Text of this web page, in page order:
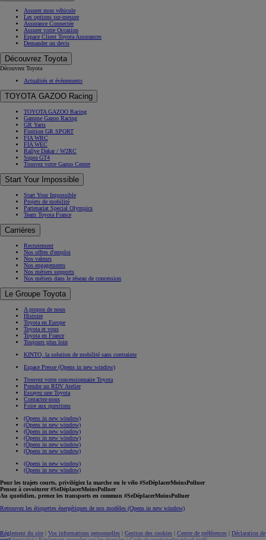
Assurer mon véhicule
Les options sur-mesure
Assurance Connectée
Assurer votre Occasion
Espace Client Toyota Assurances
Demander un devis
Découvrez Toyota
Découvrez Toyota
Actualités et évènements
TOYOTA GAZOO Racing
TOYOTA GAZOO Racing
Gamme Gazoo Racing
GR Yaris
Finition GR SPORT
FIA WRC
FIA WEC
Rallye Dakar / W2RC
Supra GT4
Trouvez votre Gazoo Center
Start Your Impossible
Start Your Impossible
Projets de mobilité
Partenariat Special Olympics
Team Toyota France
Carrières
Recrutement
Nos offres d'emploi
Nos valeurs
Nos engagements
Nos métiers supports
Nos métiers dans le réseau de concession
Le Groupe Toyota
A propos de nous
Histoire
Toyota en Europe
Toyota et vous
Toyota en France
Toujours plus loin
KINTO, la solution de mobilité sans contrainte
Espace Presse (Opens in new window)
Trouvez votre concessionnaire Toyota
Prendre un RDV Atelier
Essayez une Toyota
Contactez-nous
Foire aux questions
(Opens in new window)
(Opens in new window)
(Opens in new window)
(Opens in new window)
(Opens in new window)
(Opens in new window)
(Opens in new window)
(Opens in new window)
Pour les trajets courts, privilégiez la marche ou le vélo #SeDéplacerMoinsPolluer
Pensez à covoiturer #SeDéplacerMoinsPolluer
Au quotidien, prenez les transports en commun #SeDéplacerMoinsPolluer
Retrouvez les étiquettes énergétiques de nos modèles (Opens in new window)
Réglement du site | Vos informations personnelles | Gestion des cookies | Centre de préférences | Déclaration de